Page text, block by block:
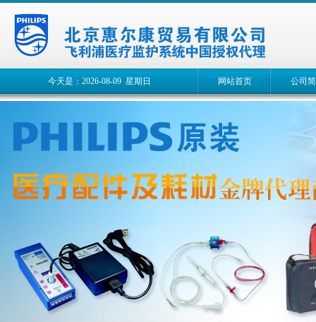
今天是：2026-08-09 星期日 网站首页 公司